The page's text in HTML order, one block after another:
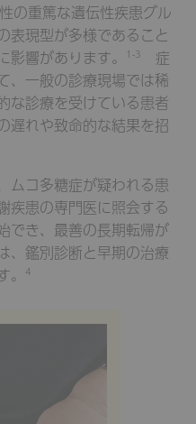
の重篤な遺伝性疾患グル
表現型が多様であること
響があります。
1-3
症
、一般の診療現場では稀
な診療を受けている患者
遅れや致命的な結果を招
ムコ多糖症が疑われる患
疾患の専門医に照会する
でき、最善の長期転帰が
、鑑別診断と早期の治療
4